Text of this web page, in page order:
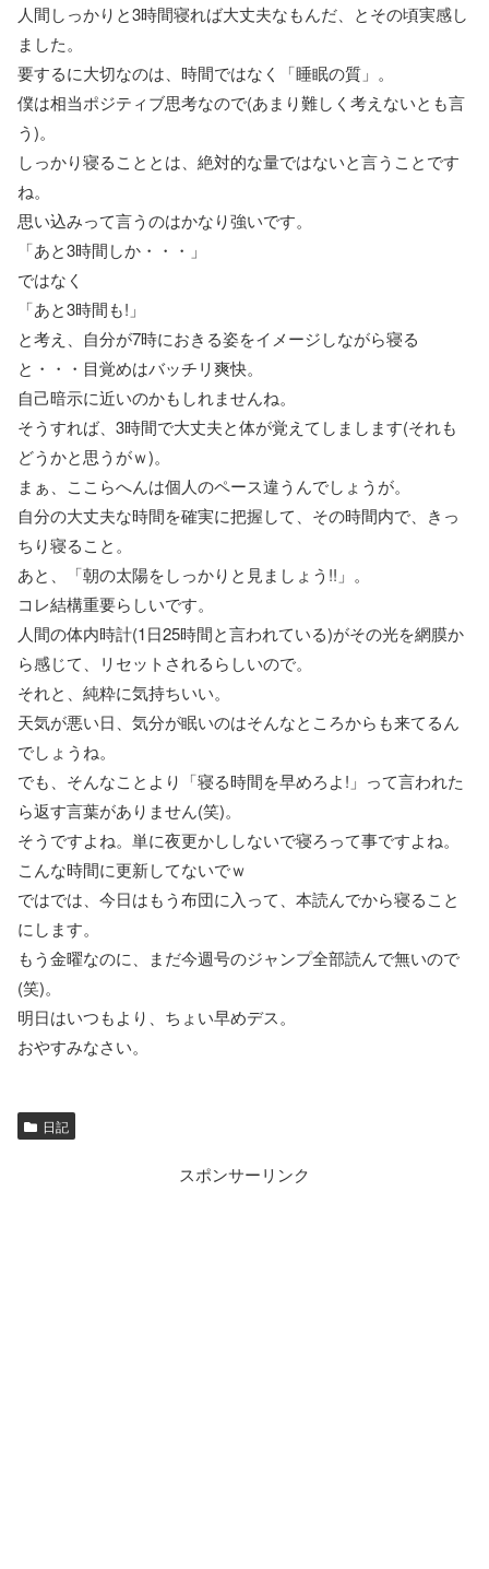
人間しっかりと3時間寝れば大丈夫なもんだ、とその頃実感し
ました。
要するに大切なのは、時間ではなく「睡眠の質」。
僕は相当ポジティブ思考なので(あまり難しく考えないとも言
う)。
しっかり寝ることとは、絶対的な量ではないと言うことです
ね。
思い込みって言うのはかなり強いです。
「あと3時間しか・・・」
ではなく
「あと3時間も!」
と考え、自分が7時におきる姿をイメージしながら寝る
と・・・目覚めはバッチリ爽快。
自己暗示に近いのかもしれませんね。
そうすれば、3時間で大丈夫と体が覚えてしまします(それも
どうかと思うがｗ)。
まぁ、ここらへんは個人のペース違うんでしょうが。
自分の大丈夫な時間を確実に把握して、その時間内で、きっ
ちり寝ること。
あと、「朝の太陽をしっかりと見ましょう!!」。
コレ結構重要らしいです。
人間の体内時計(1日25時間と言われている)がその光を網膜か
ら感じて、リセットされるらしいので。
それと、純粋に気持ちいい。
天気が悪い日、気分が眠いのはそんなところからも来てるん
でしょうね。
でも、そんなことより「寝る時間を早めろよ!」って言われた
ら返す言葉がありません(笑)。
そうですよね。単に夜更かししないで寝ろって事ですよね。
こんな時間に更新してないでｗ
ではでは、今日はもう布団に入って、本読んでから寝ること
にします。
もう金曜なのに、まだ今週号のジャンプ全部読んで無いので
(笑)。
明日はいつもより、ちょい早めデス。
おやすみなさい。
日記
スポンサーリンク